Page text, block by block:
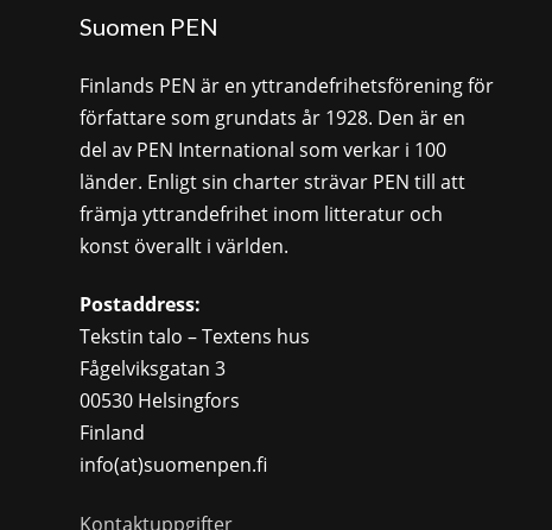
Suomen PEN
Finlands PEN är en yttrandefrihetsförening för
författare som grundats år 1928. Den är en
del av PEN International som verkar i 100
länder. Enligt sin charter strävar PEN till att
främja yttrandefrihet inom litteratur och
konst överallt i världen.
Postaddress:
Tekstin talo – Textens hus
Fågelviksgatan 3
00530 Helsingfors
Finland
info(at)suomenpen.fi
Kontaktuppgifter